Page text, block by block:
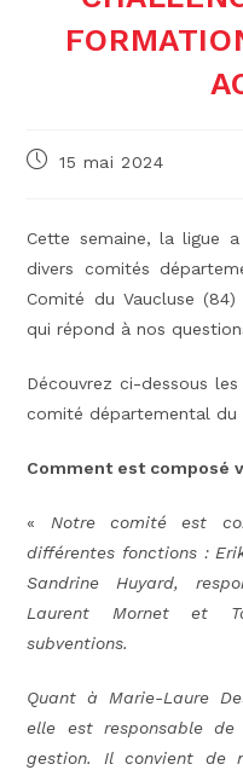
Publication
15 mai 2024
Cette semaine, la ligue
divers comités
Comité du Vaucluse
qui répond à nos
Découvrez ci-dessous
comité départemental du
Comment est composé
« Notre comité est
différentes fonctions :
Sandrine Huyard,
Laurent Mornet et
subventions.
Quant à Marie-Laure
elle est responsable
gestion. Il convient de